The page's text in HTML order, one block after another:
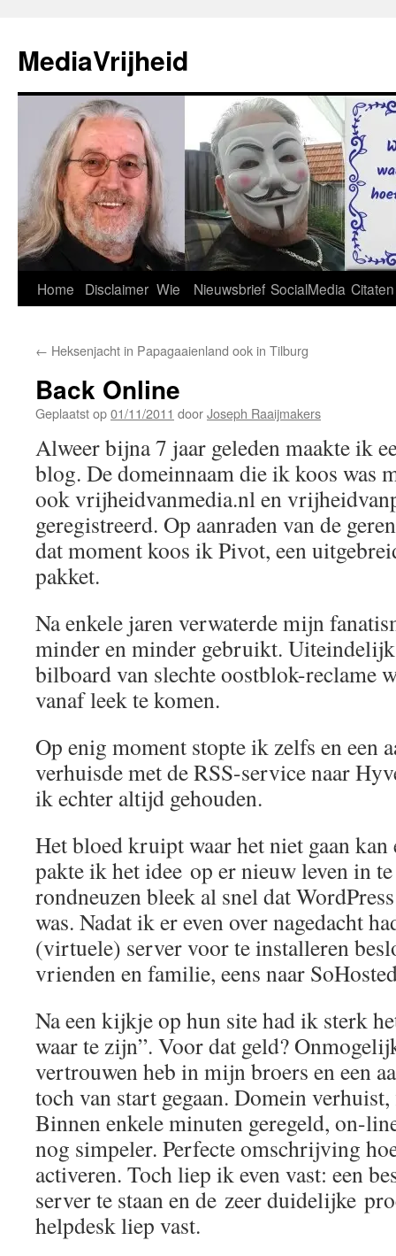
de
inhoud
MediaVrijheid
Home Disclaimer Wie Nieuwsbrief SocialMedia Citaten
← Heksenjacht in Papagaaienland ook in Tilburg
Back Online
Geplaatst op01/11/2011 doorJoseph Raaijmakers
Alweer bijna 7 jaar geleden maakte ik
blog. De domeinnaam die ik koos was
ook vrijheidvanmedia.nl en
geregistreerd. Op aanraden van de
dat moment koos ik Pivot, een
pakket.
Na enkele jaren verwaterde mijn
minder en minder gebruikt. Uiteindelijk
bilboard van slechte oostblok-reclame
vanaf leek te komen.
Op enig moment stopte ik zelfs en een
verhuisde met de RSS-service naar
ik echter altijd gehouden.
Het bloed kruipt waar het niet gaan
pakte ik het idee op er nieuw leven in
rondneuzen bleek al snel dat
was. Nadat ik er even over nagedacht
(virtuele) server voor te installeren
vrienden en familie, eens naar
Na een kijkje op hun site had ik sterk
waar te zijn”. Voor dat geld?
vertrouwen heb in mijn broers en een
toch van start gegaan. Domein
Binnen enkele minuten geregeld, on-
nog simpeler. Perfecte omschrijving
activeren. Toch liep ik even vast: een
server te staan en de zeer duidelijke
helpdesk liep vast.